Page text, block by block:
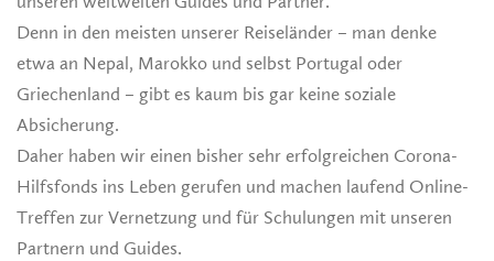
Denn in den meisten unserer Reiseländer – man denke
etwa an Nepal, Marokko und selbst Portugal oder
Griechenland – gibt es kaum bis gar keine soziale
Absicherung.
Daher haben wir einen bisher sehr erfolgreichen Corona-
Hilfsfonds ins Leben gerufen und machen laufend Online-
Treffen zur Vernetzung und für Schulungen mit unseren
Partnern und Guides.